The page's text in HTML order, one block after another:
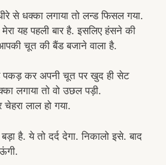
से धक्का लगाया तो लन्ड फिसल गया.
यह पहली बार है. इसलिए हंसने की
चूत की बैंड बजाने वाला है.
पकड़ कर अपनी चूत पर खुद ही सेट
लगाया तो वो उछल पड़ी.
लाल हो गया.
है. ये तो दर्द देगा. निकालो इसे. बाद